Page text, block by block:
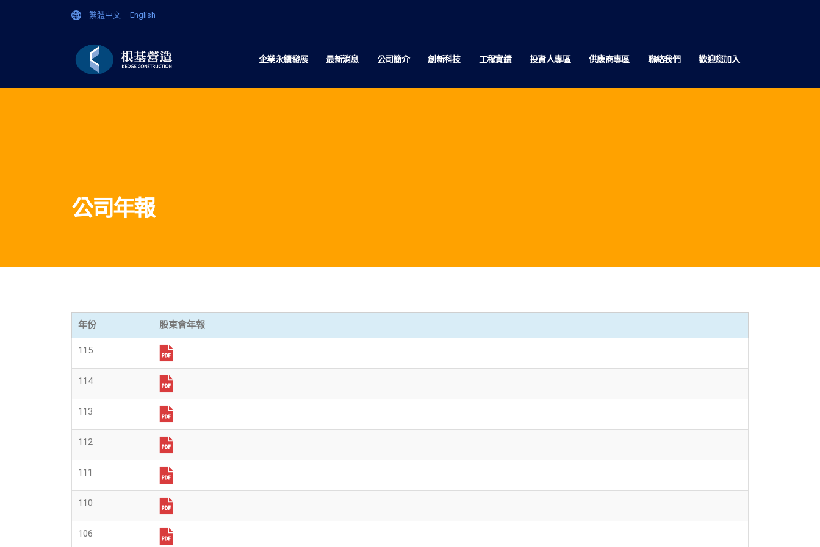
繁體中文 English
企業永續發展 最新消息 公司簡介 創新科技 工程實績 投資人專區 供應商專區 聯絡我們 歡迎您加入
公司年報
年份 股東會年報
115
114
113
112
111
110
106